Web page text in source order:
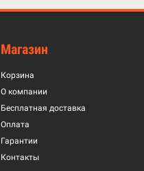
Магазин
Корзина
О компании
Бесплатная доставка
Оплата
Гарантии
Контакты